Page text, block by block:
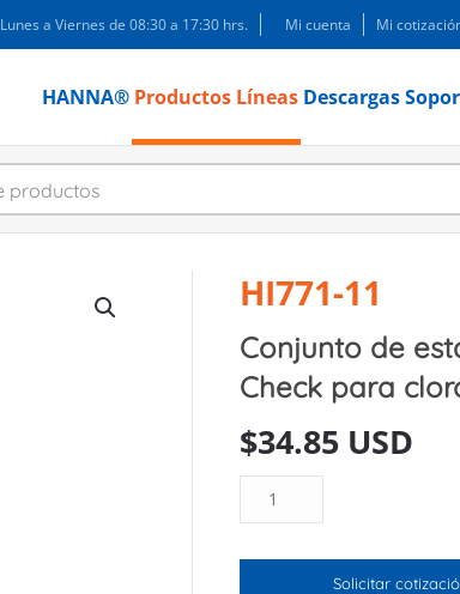
Lunes a Viernes de 08:30 a 17:30 hrs. Mi cuenta Mi
HANNA® Productos Líneas Descargas
HI771-11
Conjunto de
Check para
$34.85 USD
para
Solicitar